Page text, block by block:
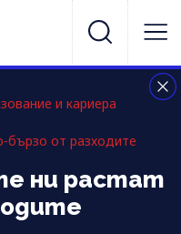
и кариера
бързо от разходите
ни растат